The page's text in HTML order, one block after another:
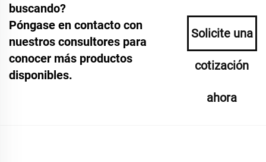
buscando?
Póngase en contacto con
nuestros consultores para
conocer más productos
disponibles.
Solicite una
cotización
ahora